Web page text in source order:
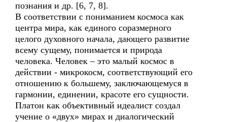
познания и др. [6, 7, 8].
В соответствии с пониманием космоса как
центра мира, как единого соразмерного
целого духовного начала, дающего развитие
всему сущему, понимается и природа
человека. Человек – это малый космос в
действии - микрокосм, соответствующий его
отношению к большему, заключающемуся в
гармонии, единении, красоте его сущности.
Платон как объективный идеалист создал
учение о «двух» мирах и диалогический